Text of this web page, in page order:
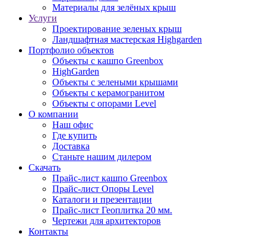
Материалы для зелёных крыш
Услуги
Проектирование зеленых крыш
Ландшафтная мастерская Highgarden
Портфолио объектов
Объекты с кашпо Greenbox
HighGarden
Объекты с зелеными крышами
Объекты с керамогранитом
Объекты с опорами Level
О компании
Наш офис
Где купить
Доставка
Станьте нашим дилером
Скачать
Прайс-лист кашпо Greenbox
Прайс-лист Опоры Level
Каталоги и презентации
Прайс-лист Геоплитка 20 мм.
Чертежи для архитекторов
Контакты